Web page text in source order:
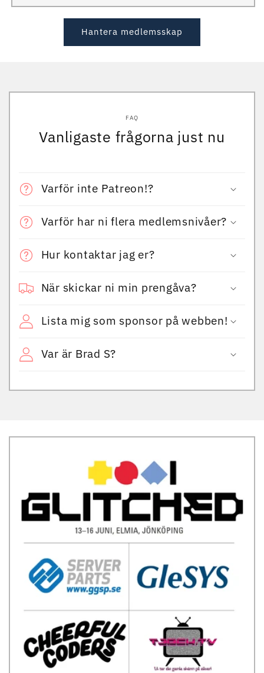
Hantera medlemsskap
FAQ
Vanligaste frågorna just nu
Varför inte Patreon!?
Varför har ni flera medlemsnivåer?
Hur kontaktar jag er?
När skickar ni min prengåva?
Lista mig som sponsor på webben!
Var är Brad S?